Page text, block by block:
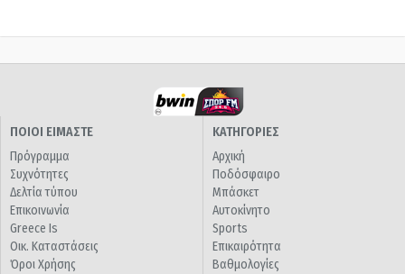
ΠΟΙΟΙ ΕΙΜΑΣΤΕ
Πρόγραμμα
Συχνότητες
Δελτία τύπου
Επικοινωνία
Greece Is
Οικ. Καταστάσεις
Όροι Χρήσης
ΚΑΤΗΓΟΡΙΕΣ
Αρχική
Ποδόσφαιρο
Μπάσκετ
Αυτοκίνητο
Sports
Επικαιρότητα
Βαθμολογίες